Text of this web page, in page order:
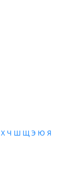
Х Ч Ш Щ Э Ю Я